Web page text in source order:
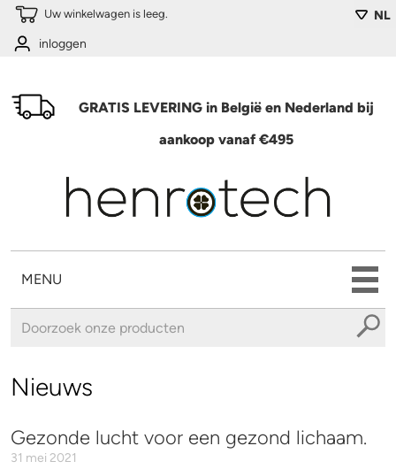
Overslaan en naar de algemene inhoud gaan NL
Uw winkelwagen is leeg.
inloggen
GRATIS LEVERING in België en Nederland bij
aankoop vanaf €495
MENU
Nieuws
Gezonde lucht voor een gezond lichaam.
31 mei 2021